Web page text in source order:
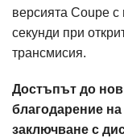
версията Сoupe с
секунди при
трансмисия.
Достъпът до
благодарение
заключване с